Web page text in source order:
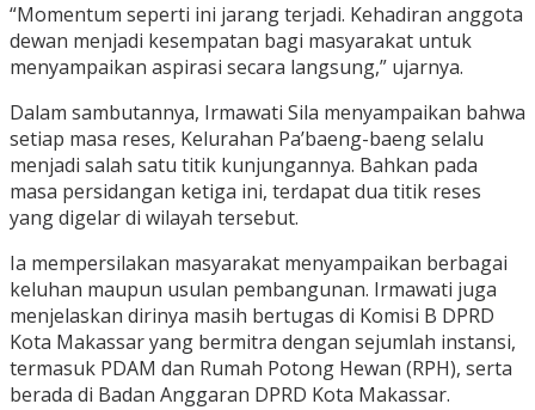
“Momentum seperti ini jarang terjadi. Kehadiran anggota
dewan menjadi kesempatan bagi masyarakat untuk
menyampaikan aspirasi secara langsung,” ujarnya.
Dalam sambutannya, Irmawati Sila menyampaikan bahwa
setiap masa reses, Kelurahan Pa’baeng-baeng selalu
menjadi salah satu titik kunjungannya. Bahkan pada
masa persidangan ketiga ini, terdapat dua titik reses
yang digelar di wilayah tersebut.
Ia mempersilakan masyarakat menyampaikan berbagai
keluhan maupun usulan pembangunan. Irmawati juga
menjelaskan dirinya masih bertugas di Komisi B DPRD
Kota Makassar yang bermitra dengan sejumlah instansi,
termasuk PDAM dan Rumah Potong Hewan (RPH), serta
berada di Badan Anggaran DPRD Kota Makassar.